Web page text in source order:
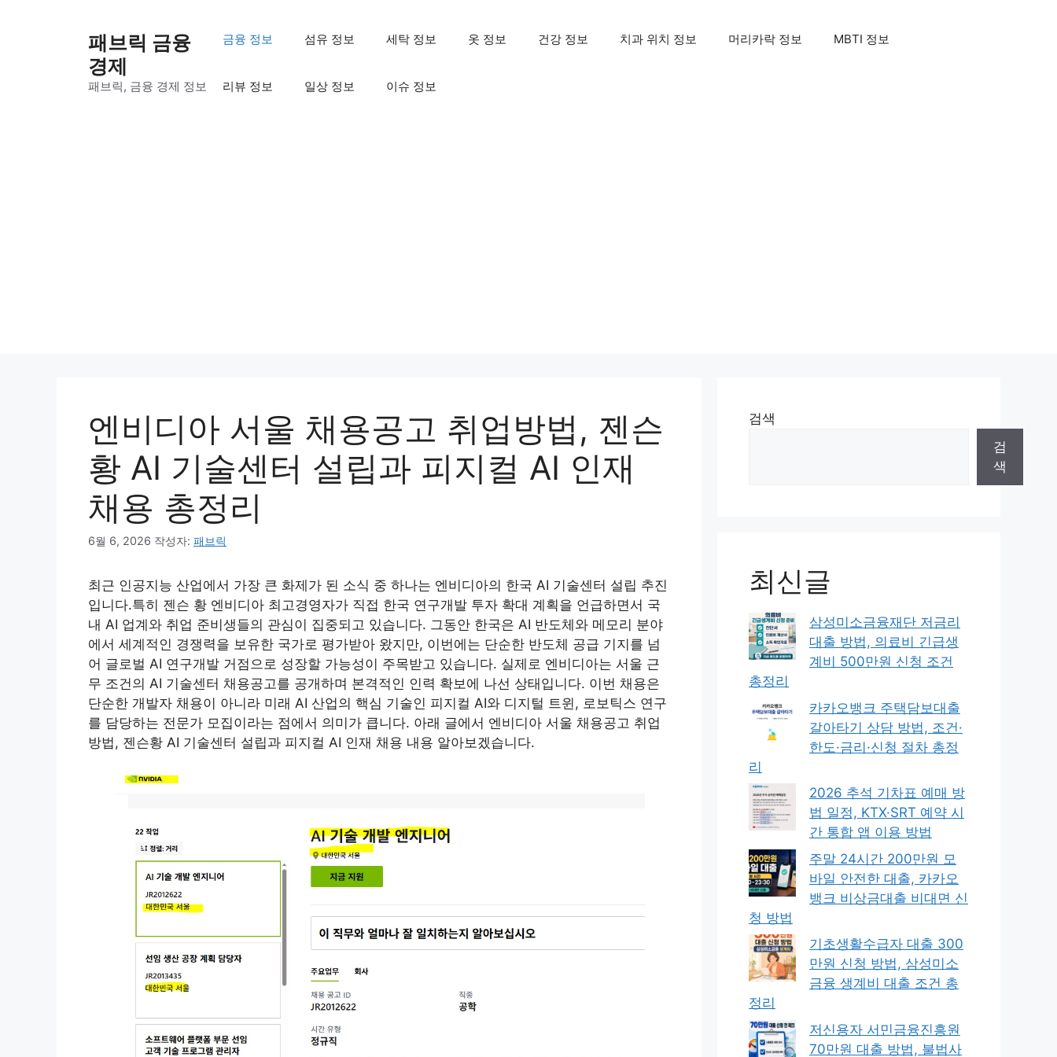
패브릭 금융
경제
패브릭, 금융 경제 정보
금융 정보 섬유 정보 세탁 정보 옷 정보 건강 정보 치과 위치 정보 머리카락 정보 MBTI 정보
리뷰 정보 일상 정보 이슈 정보
엔비디아 서울 채용공고 취업방법, 젠슨
황 AI 기술센터 설립과 피지컬 AI 인재
채용 총정리
6월 6, 2026 작성자: 패브릭
최근 인공지능 산업에서 가장 큰 화제가 된 소식 중 하나는 엔비디아의 한국 AI 기술센터 설립 추진
입니다.특히 젠슨 황 엔비디아 최고경영자가 직접 한국 연구개발 투자 확대 계획을 언급하면서 국
내 AI 업계와 취업 준비생들의 관심이 집중되고 있습니다. 그동안 한국은 AI 반도체와 메모리 분야
에서 세계적인 경쟁력을 보유한 국가로 평가받아 왔지만, 이번에는 단순한 반도체 공급 기지를 넘
어 글로벌 AI 연구개발 거점으로 성장할 가능성이 주목받고 있습니다. 실제로 엔비디아는 서울 근
무 조건의 AI 기술센터 채용공고를 공개하며 본격적인 인력 확보에 나선 상태입니다. 이번 채용은
단순한 개발자 채용이 아니라 미래 AI 산업의 핵심 기술인 피지컬 AI와 디지털 트윈, 로보틱스 연구
를 담당하는 전문가 모집이라는 점에서 의미가 큽니다. 아래 글에서 엔비디아 서울 채용공고 취업
방법, 젠슨황 AI 기술센터 설립과 피지컬 AI 인재 채용 내용 알아보겠습니다.
검색
검
색
최신글
삼성미소금융재단 저금리
대출 방법, 의료비 긴급생
계비 500만원 신청 조건
총정리
카카오뱅크 주택담보대출
갈아타기 상담 방법, 조건·
한도·금리·신청 절차 총정
리
2026 추석 기차표 예매 방
법 일정, KTX·SRT 예약 시
간 통합 앱 이용 방법
주말 24시간 200만원 모
바일 안전한 대출, 카카오
뱅크 비상금대출 비대면 신
청 방법
기초생활수급자 대출 300
만원 신청 방법, 삼성미소
금융 생계비 대출 조건 총
정리
저신용자 서민금융진흥원
70만원 대출 방법, 불법사